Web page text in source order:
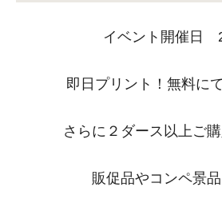
イベント開催日
即日プリント！無料に
さらに２ダース以上ご
販促品やコンペ景品